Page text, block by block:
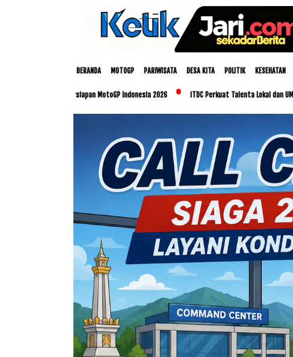
BERANDA MOTOGP PARIWISATA DESA KITA POLITIK KESEHATAN
Persiapan MotoGP Indonesia 2026 ITDC Perkuat Talenta Lokal dan UMKM Lewat